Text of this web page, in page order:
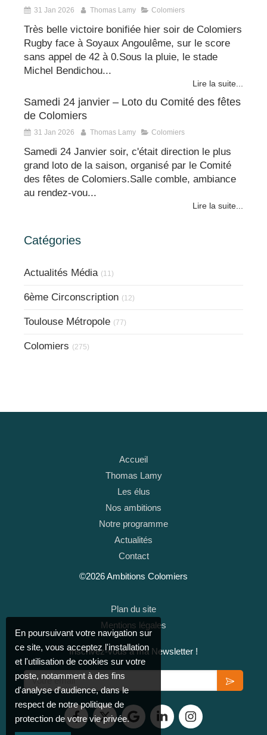
31 Jan 2026 Thomas Lamy Colomiers
Très belle victoire bonifiée hier soir de Colomiers
Rugby face à Soyaux Angoulême, sur le score
sans appel de 42 à 0.Sous la pluie, le stade
Michel Bendichou...
Lire la suite...
Samedi 24 janvier – Loto du Comité des fêtes
de Colomiers
31 Jan 2026 Thomas Lamy Colomiers
Samedi 24 Janvier soir, c'était direction le plus
grand loto de la saison, organisé par le Comité
des fêtes de Colomiers.Salle comble, ambiance
au rendez-vou...
Lire la suite...
Catégories
Actualités Média (11)
6ème Circonscription (12)
Toulouse Métropole (77)
Colomiers (275)
Accueil
Thomas Lamy
Les élus
Nos ambitions
Notre programme
Actualités
Contact
©2026 Ambitions Colomiers
Plan du site
Mentions légales
Inscrivez-vous à ma Newsletter !
Votre email
En poursuivant votre navigation sur
ce site, vous acceptez l'installation
et l'utilisation de cookies sur votre
poste, notamment à des fins
d'analyse d'audience, dans le
respect de notre politique de
protection de votre vie privée.